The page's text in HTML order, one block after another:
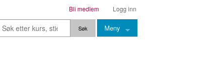
Logg inn
Bli medlem
Meny